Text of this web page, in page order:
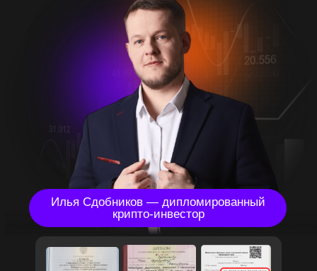
Выберите вариант участия